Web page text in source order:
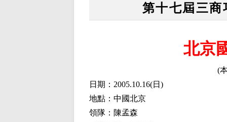
第十七屆三
北京
(
日期：2005.10.16(日)
地點：中國北京
領隊：陳孟森